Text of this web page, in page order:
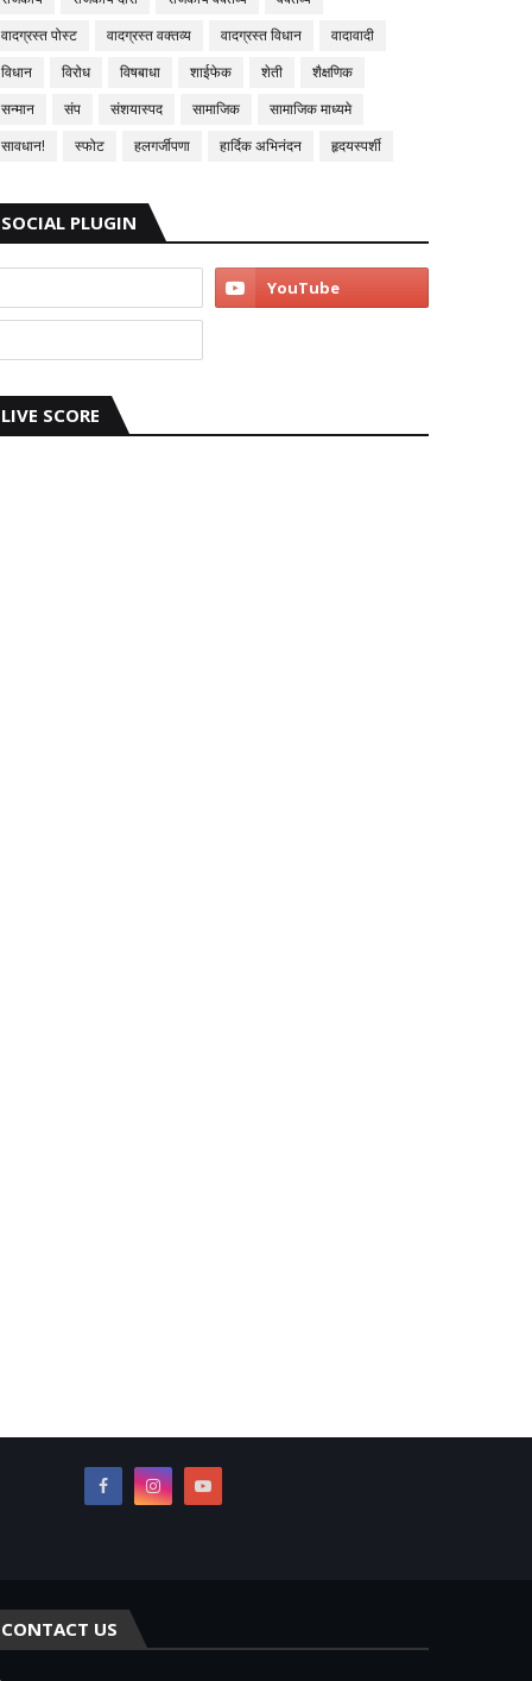
वादग्रस्त पोस्ट
वादग्रस्त वक्तव्य वादग्रस्त विधान
वादावादी
विधान
विरोध विषबाधा शाईफेक शेती
शैक्षणिक
सन्मान
संप संशयास्पद सामाजिक
सामाजिक माध्यमे
सावधान!
स्फोट हलगर्जीपणा हार्दिक अभिनंदन हृदयस्पर्शी
SOCIAL PLUGIN
LIVE SCORE
CONTACT US